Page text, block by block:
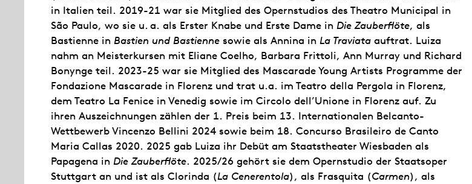
in Italien teil. 2019-21 war sie Mitglied des Opernstudios des Theatro Municipal in
São Paulo, wo sie u. a. als Erster Knabe und Erste Dame in Die Zauberflöte, als
Bastienne in Bastien und Bastienne sowie als Annina in La Traviata auftrat. Luiza
nahm an Meisterkursen mit Eliane Coelho, Barbara Frittoli, Ann Murray und Richard
Bonynge teil. 2023-25 war sie Mitglied des Mascarade Young Artists Programme der
Fondazione Mascarade in Florenz und trat u.a. im Teatro della Pergola in Florenz,
dem Teatro La Fenice in Venedig sowie im Circolo dell’Unione in Florenz auf. Zu
ihren Auszeichnungen zählen der 1. Preis beim 13. Internationalen Belcanto-
Wettbewerb Vincenzo Bellini 2024 sowie beim 18. Concurso Brasileiro de Canto
Maria Callas 2020. 2025 gab Luiza ihr Debüt am Staatstheater Wiesbaden als
Papagena in Die Zauberflöte. 2025/26 gehört sie dem Opernstudio der Staatsoper
Stuttgart an und ist als Clorinda (La Cenerentola), als Frasquita (Carmen), als